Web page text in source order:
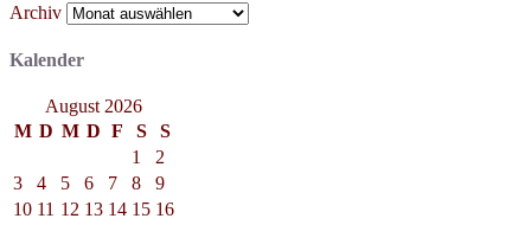
Archiv
Kalender
August 2026
M D M D F S
S
1
2
3
4 5 6 7 8
9
10 11 12 13 14 15 16